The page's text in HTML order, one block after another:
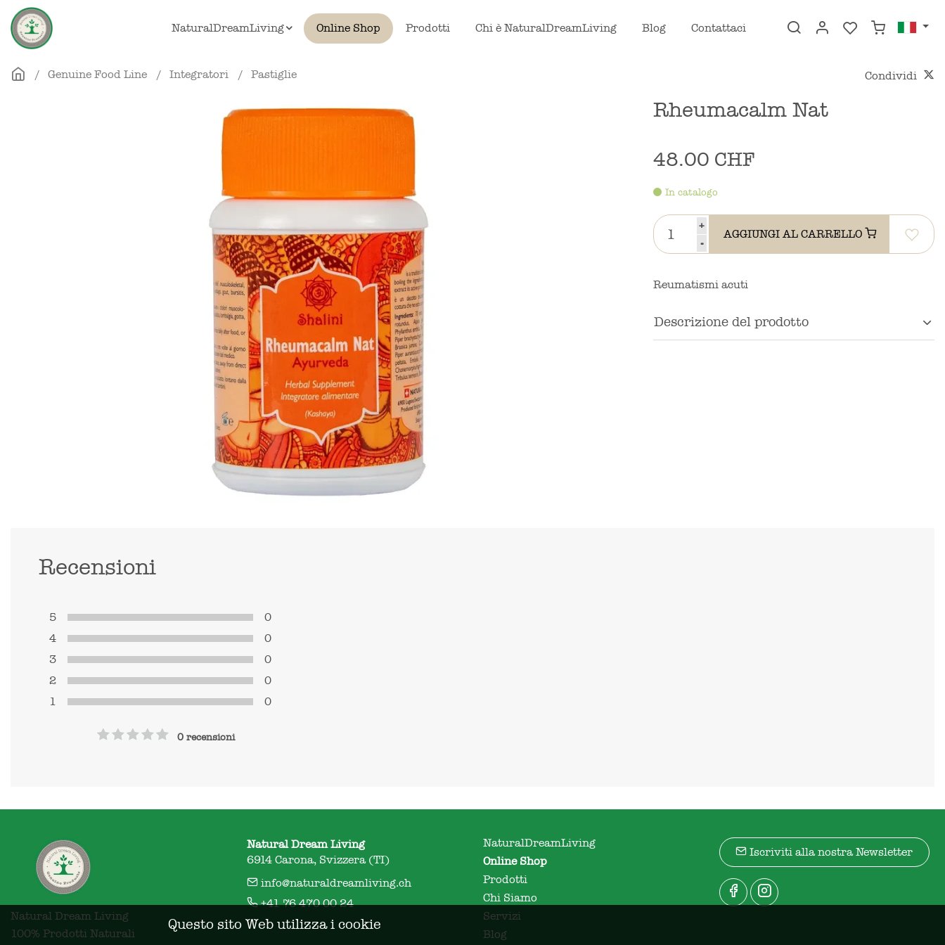
Skip to main content
NaturalDreamLiving
Online Shop Prodotti Chi è NaturalDreamLiving Blog Contattaci
Condividi
Genuine Food Line Integratori Pastiglie
Rheumacalm Nat
48.00 CHF
In catalogo
+
-
AGGIUNGI AL CARRELLO
Reumatismi acuti
Descrizione del prodotto
Recensioni
5
0
4
0
3
0
2
0
1
0
0 recensioni
Natural Dream Living
100% Prodotti Naturali
Natural Dream Living
6914 Carona, Svizzera (TI)
info@naturaldreamliving.ch
+41 76 470 00 24
NaturalDreamLiving
Online Shop
Prodotti
Chi Siamo
Servizi
Blog
Iscriviti alla nostra Newsletter
Questo sito Web utilizza i cookie